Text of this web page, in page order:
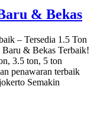
& Bekas
– Tersedia 1.5 Ton
& Bekas Terbaik!
3.5 ton, 5 ton
penawaran terbaik
Semakin